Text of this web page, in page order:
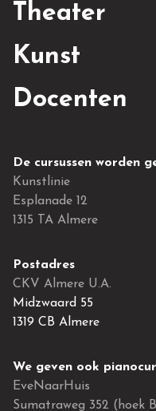
Theater
Kunst
Docenten
De cursussen worden
Kunstlinie
Esplanade 12
1315 TA Almere
Postadres
CKV Almere U.A.
Midzwaard 55
1319 CB Almere
We geven ook
EveNaarHuis
Sumatraweg 352 (hoek